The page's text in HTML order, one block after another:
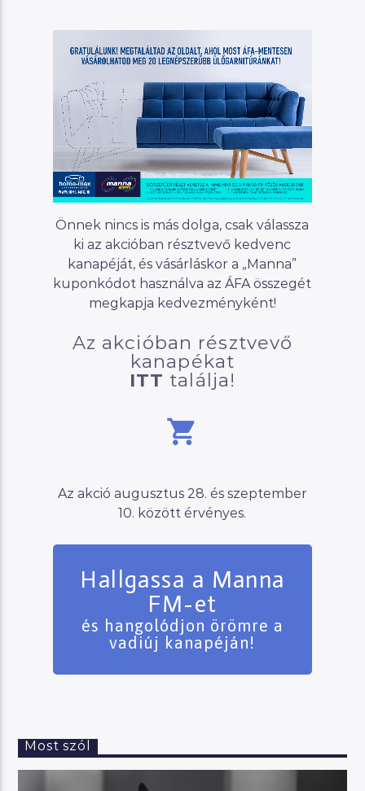
Önnek nincs is más dolga, csak válassza
ki az akcióban résztvevő kedvenc
kanapéját, és vásárláskor a „Manna”
kuponkódot használva az ÁFA összegét
megkapja kedvezményként!
Az akcióban résztvevő
kanapékat
ITT találja!
Az akció augusztus 28. és szeptember
10. között érvényes.
Hallgassa a Manna
FM-et
és hangolódjon örömre a
vadiúj kanapéján!
Most szól